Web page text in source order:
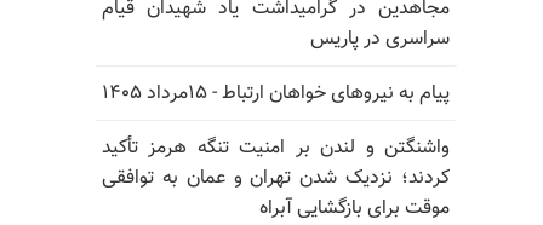
مجاهدین در گرامیداشت یاد شهیدان قیام
سراسری در پاریس
پیام به نیروهای خواهان ارتباط - ۱۵مرداد ۱۴۰۵
واشنگتن و لندن بر امنیت تنگه هرمز تأکید
کردند؛ نزدیک شدن تهران و عمان به توافقی
موقت برای بازگشایی آبراه